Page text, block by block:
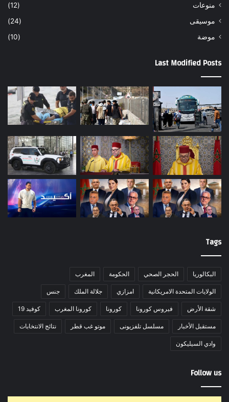
منوعات
(12)
موسيقى
(24)
موضة
(10)
Last Modified Posts
Tags
البكالوريا الحجر الصحي الحكومة المغرب
الولايات المتحدة الامريكانية امزازي جلالة الملك جنس
شقة الأرض فيروس كورونا كورونا كورونا المغرب كوفيد 19
مستقبل الأخبار مسلسل تلفزيونى موتو غب قطر نتائج الانتخابات
وادي السيليكون
Follow us